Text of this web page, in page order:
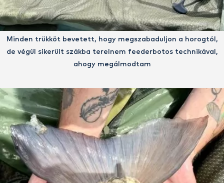
Minden trükköt bevetett, hogy megszabaduljon a horogtól,
de végül sikerült szákba terelnem feederbotos technikával,
ahogy megálmodtam